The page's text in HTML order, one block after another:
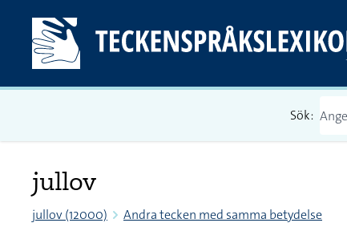
Sök:
jullov
jullov (12000) Andra tecken med samma betydelse